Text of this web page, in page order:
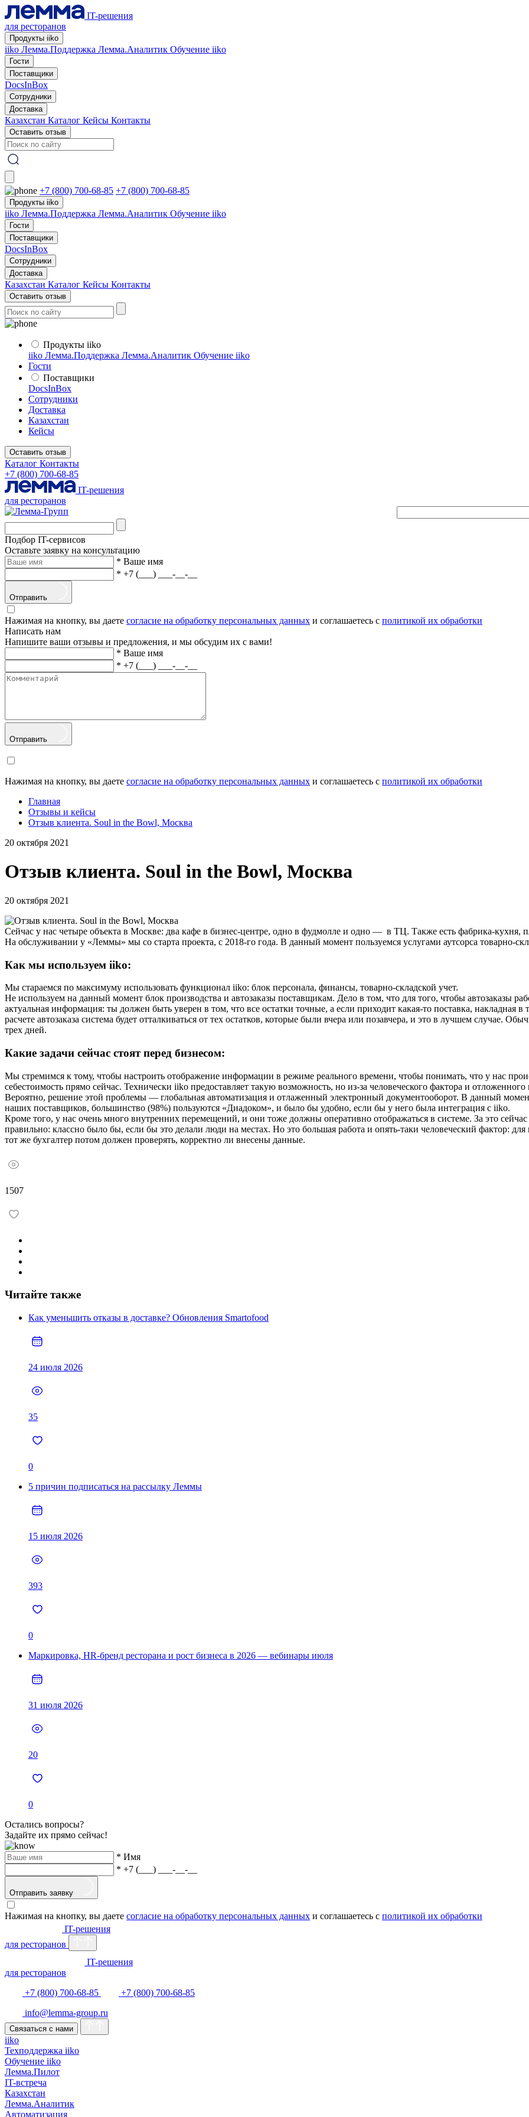
IT-решения
для ресторанов
Продукты iiko
iiko Лемма.Поддержка Лемма.Аналитик Обучение iiko
Гости
Поставщики
DocsInBox
Сотрудники
Доставка
Казахстан Каталог Кейсы Контакты
Оставить отзыв
+7 (800) 700-68-85 +7 (800) 700-68-85
Продукты iiko
iiko Лемма.Поддержка Лемма.Аналитик Обучение iiko
Гости
Поставщики
DocsInBox
Сотрудники
Доставка
Казахстан Каталог Кейсы Контакты
Оставить отзыв
Продукты iiko
iiko Лемма.Поддержка Лемма.Аналитик Обучение iiko
Гости
Поставщики
DocsInBox
Сотрудники
Доставка
Казахстан
Кейсы
Оставить отзыв
Каталог Контакты
+7 (800) 700-68-85
IT-решения
для ресторанов
Подбор IT-сервисов
Оставьте заявку на консультацию
* Ваше имя
* +7 (___) ___-__-__
Отправить
Нажимая на кнопку, вы даете согласие на обработку персональных данных и соглашаетесь с политикой их обработки
Написать нам
Напишите ваши отзывы и предложения, и мы обсудим их с вами!
* Ваше имя
* +7 (___) ___-__-__
Отправить
Нажимая на кнопку, вы даете согласие на обработку персональных данных и соглашаетесь с политикой их обработки
Главная
Отзывы и кейсы
Отзыв клиента. Soul in the Bowl, Москва
20 октября 2021
Отзыв клиента. Soul in the Bowl, Москва
20 октября 2021
Сейчас у нас четыре объекта в Москве: два кафе в бизнес-центре, одно в фудмолле и одно — в ТЦ. Также есть фабрика-
На обслуживании у «Леммы» мы со старта проекта, с 2018-го года. В данный момент пользуемся услугами аутсорса товарно-
Как мы используем iiko:
Мы стараемся по максимуму использовать функционал iiko: блок персонала, финансы, товарно-складской учет.
Не используем на данный момент блок производства и автозаказы поставщикам. Дело в том, что для того, чтобы автозаказы
актуальная информация: ты должен быть уверен в том, что все остатки точные, а если приходит какая-то поставка, накладная
расчете автозаказа система будет отталкиваться от тех остатков, которые были вчера или позавчера, и это в лучшем случае.
трех дней.
Какие задачи сейчас стоят перед бизнесом:
Мы стремимся к тому, чтобы настроить отображение информации в режиме реального времени, чтобы понимать, что у нас
себестоимость прямо сейчас. Технически iiko предоставляет такую возможность, но из-за человеческого фактора и
Вероятно, решение этой проблемы — глобальная автоматизация и отлаженный электронный документооборот. В данный
наших поставщиков, большинство (98%) пользуются «Диадоком», и было бы удобно, если бы у него была интеграция с iiko.
Кроме того, у нас очень много внутренних перемещений, и они тоже должны оперативно отображаться в системе. За это сейчас
правильно: классно было бы, если бы это делали люди на местах. Но это большая работа и опять-таки человеческий фактор:
тот же бухгалтер потом должен проверять, корректно ли внесены данные.
1507
Читайте также
Как уменьшить отказы в доставке? Обновления Smartofood
24 июля 2026
35
0
5 причин подписаться на рассылку Леммы
15 июля 2026
393
0
Маркировка, HR-бренд ресторана и рост бизнеса в 2026 — вебинары июля
31 июля 2026
20
0
Остались вопросы?
Задайте их прямо сейчас!
* Имя
* +7 (___) ___-__-__
Отправить заявку
Нажимая на кнопку, вы даете согласие на обработку персональных данных и соглашаетесь с политикой их обработки
IT-решения
для ресторанов
IT-решения
для ресторанов
+7 (800) 700-68-85
+7 (800) 700-68-85
info@lemma-group.ru
Связаться с нами
iiko
Техподдержка iiko
Обучение iiko
Лемма.Пилот
IT-встреча
Казахстан
Лемма.Аналитик
Автоматизация